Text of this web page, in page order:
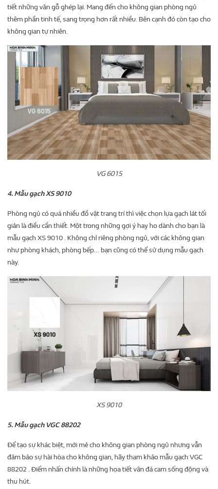
tiết những vân gỗ ghép lại. Mang đến cho không gian phòng ngủ
thêm phần tinh tế, sang trọng hơn rất nhiều. Bên cạnh đó còn tạo cho
không gian tự nhiên.
VG 6015
4. Mẫu gạch XS 9010
Phòng ngủ có quá nhiều đồ vật trang trí thì việc chọn lựa gạch lát tối
giản là điều cần thiết. Một trong những gợi ý hay ho dành cho bạn là
mẫu gạch XS 9010 . Không chỉ riêng phòng ngủ, với các không gian
như phòng khách, phòng bếp… bạn cũng có thể sử dụng mẫu gạch
này.
XS 9010
5. Mẫu gạch VGC 88202
Để tạo sự khác biệt, mới mẻ cho không gian phòng ngủ nhưng vẫn
đảm bảo sự hài hòa cho không gian, hãy tham khảo mẫu gạch VGC
88202 . Điểm nhấn chính là những họa tiết vân đá cam sống động và
thu hút.